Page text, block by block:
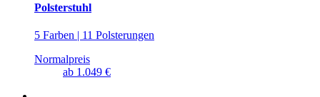
Polsterstuhl
5 Farben | 11 Polsterungen
Normalpreis
ab 1.049 €